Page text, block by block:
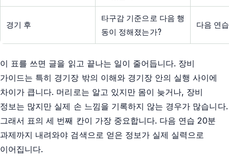
경기 후
타구감 기준으로 다음 행
동이 정해졌는가?
다음 연
이 표를 쓰면 글을 읽고 끝나는 일이 줄어듭니다. 장비
가이드는 특히 경기장 밖의 이해와 경기장 안의 실행 사이에
차이가 큽니다. 머리로는 알고 있지만 몸이 늦거나, 장비
정보는 많지만 실제 손 느낌을 기록하지 않는 경우가 많습니다.
그래서 표의 세 번째 칸이 가장 중요합니다. 다음 연습 20분
과제까지 내려와야 검색으로 얻은 정보가 실제 실력으로
이어집니다.